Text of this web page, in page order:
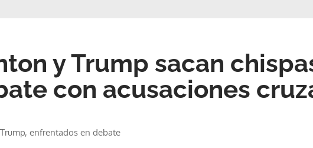
y Trump sacan
con acusaciones
enfrentados en debate